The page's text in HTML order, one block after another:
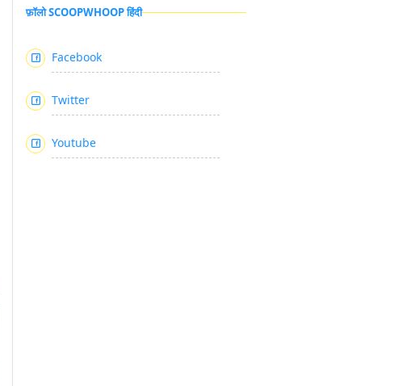
फ़ॉलो SCOOPWHOOP हिंदी
Facebook
Twitter
Youtube